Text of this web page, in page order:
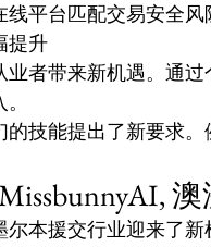
线平台匹配交易安全
提升
业者带来新机遇。通
的技能提出了新要求
尔本援交行业迎来了